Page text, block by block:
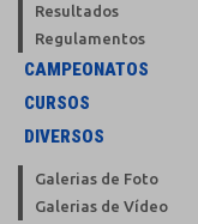
Resultados
Regulamentos
CAMPEONATOS
CURSOS
DIVERSOS
Galerias de Foto
Galerias de Vídeo